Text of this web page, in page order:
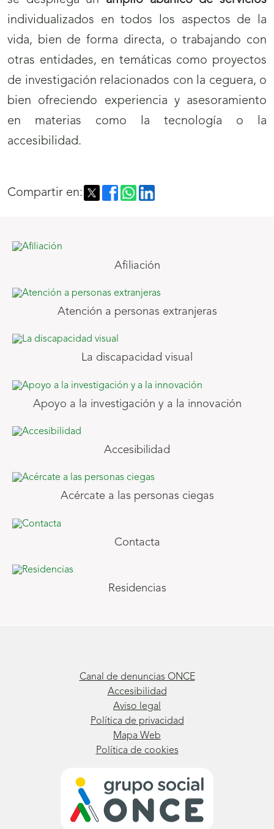
individualizados en todos los aspectos de la
vida, bien de forma directa, o trabajando con
otras entidades, en temáticas como proyectos
de investigación relacionados con la ceguera, o
bien ofreciendo experiencia y asesoramiento
en materias como la tecnología o la
accesibilidad.
Compartir en:
Afiliación
Atención a personas extranjeras
La discapacidad visual
Apoyo a la investigación y a la innovación
Accesibilidad
Acércate a las personas ciegas
Contacta
Residencias
Canal de denuncias ONCE
Accesibilidad
Aviso legal
Política de privacidad
Mapa Web
Política de cookies